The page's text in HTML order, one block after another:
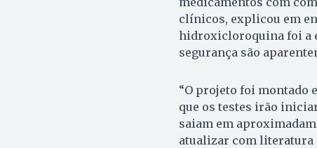
clínicos, explicou em
hidroxicloroquina foi a
segurança são
“O projeto foi montado
que os testes irão
saiam em
atualizar com literatura